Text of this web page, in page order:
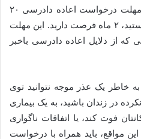
اگر توی ایران زندگی می کنید، مهلت درخواست اعاده دادرسی ۲۰
روز است و اگر خارج از کشور هستید، ۲ ماه فرصت دارید. این مهلت
که از دلایل اعاده دادرسی باخبر
خاطر یک عذر موجه نتوانید توی
در زندان باشید، به یک بیماری
فوت کند، یا اتفاقات ناگواری
مواقع، باید همراه با درخواست